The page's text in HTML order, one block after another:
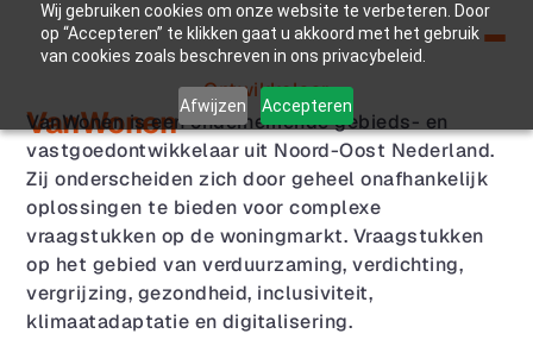
Wij gebruiken cookies om onze website te verbeteren. Door
op “Accepteren” te klikken gaat u akkoord met het gebruik
van cookies zoals beschreven in ons privacybeleid.
Afwijzen Accepteren
Ontwikkelaar
VanWonen
VanWonen is een ondernemende gebieds- en
vastgoedontwikkelaar uit Noord-Oost Nederland.
Zij onderscheiden zich door geheel onafhankelijk
oplossingen te bieden voor complexe
vraagstukken op de woningmarkt. Vraagstukken
op het gebied van verduurzaming, verdichting,
vergrijzing, gezondheid, inclusiviteit,
klimaatadaptatie en digitalisering.